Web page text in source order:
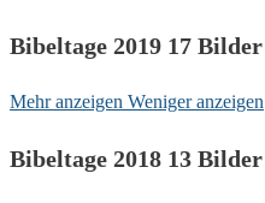
Bibeltage 2019 17 Bilder
Mehr anzeigen Weniger anzeigen
Bibeltage 2018 13 Bilder